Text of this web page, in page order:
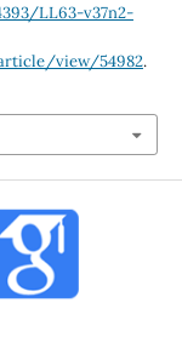
LL63-v37n2-
view/54982.